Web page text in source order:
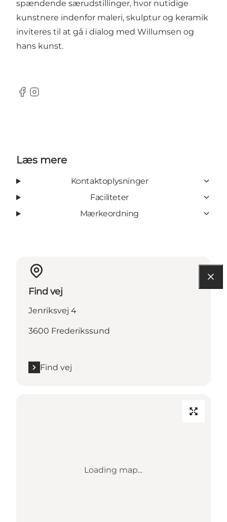
spændende særudstillinger, hvor nutidige
kunstnere indenfor maleri, skulptur og keramik
inviteres til at gå i dialog med Willumsen og
hans kunst.
Facebook
Instagram
Læs mere
Kontaktoplysninger
Faciliteter
Mærkeordning
Find vej
Jenriksvej 4
3600 Frederikssund
Find vej
Loading map...